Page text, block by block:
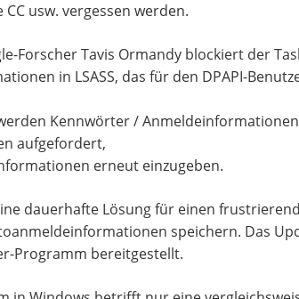
usw. vergessen werden.
Forscher Tavis Ormandy blockiert der
in LSASS, das für den DPAPI-
Kennwörter /
aufgefordert,
erneut einzugeben.
dauerhafte Lösung für einen
speichern. Das
Programm bereitgestellt.